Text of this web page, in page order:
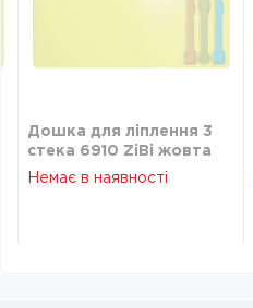
Дошка для ліплення 3
стека 6910 ZiBi жовта
Немає в наявності